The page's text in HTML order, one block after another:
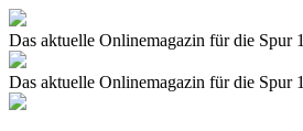
Das aktuelle Onlinemagazin für die Spur 1
Das aktuelle Onlinemagazin für die Spur 1